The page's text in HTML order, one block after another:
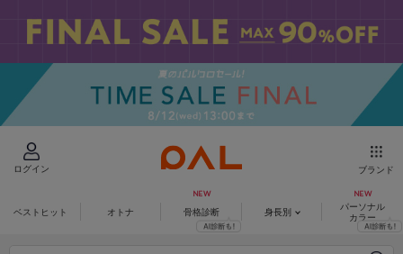
ログイン ブランド
ベストヒット オトナ 骨格診断 身長別
パーソナル
カラー